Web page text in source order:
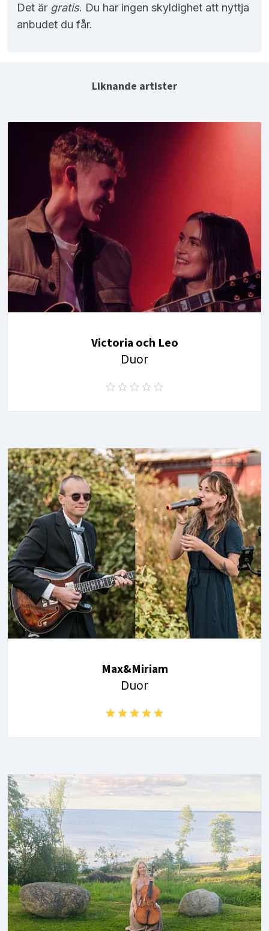
Det är gratis. Du har ingen skyldighet att nyttja
anbudet du får.
Liknande artister
Victoria och Leo
Duor
Max&Miriam
Duor